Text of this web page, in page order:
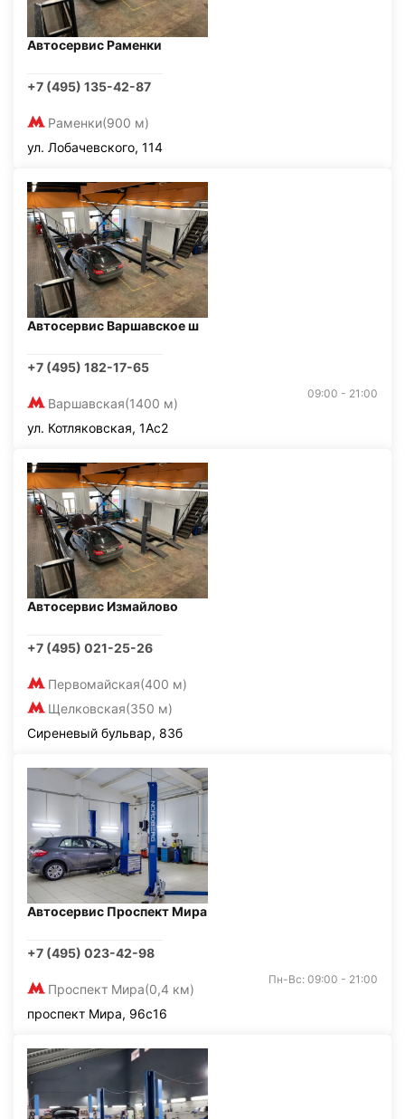
Автосервис Раменки
+7 (495) 135-42-87
Раменки(900 м)
ул. Лобачевского, 114
Автосервис Варшавское ш
+7 (495) 182-17-65
Варшавская(1400 м)
09:00 - 21:00
ул. Котляковская, 1Ас2
Автосервис Измайлово
+7 (495) 021-25-26
Первомайская(400 м)
Щелковская(350 м)
Сиреневый бульвар, 83б
Автосервис Проспект Мира
+7 (495) 023-42-98
Проспект Мира(0,4 км)
Пн-Вс: 09:00 - 21:00
проспект Мира, 96с16